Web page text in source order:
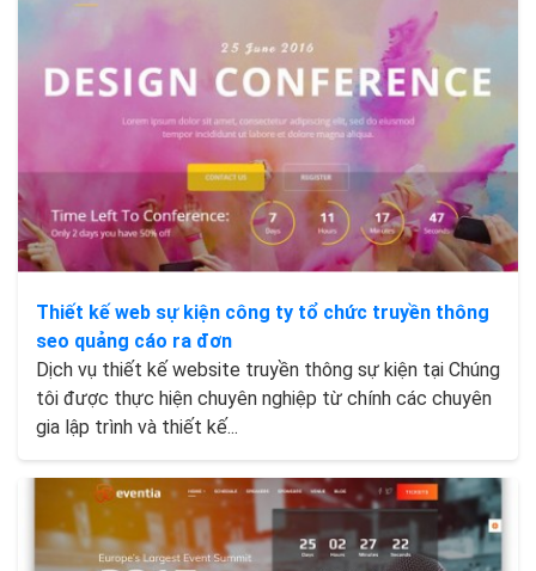
Thiết kế web sự kiện công ty tổ chức truyền thông
seo quảng cáo ra đơn
Dịch vụ thiết kế website truyền thông sự kiện tại Chúng
tôi được thực hiện chuyên nghiệp từ chính các chuyên
gia lập trình và thiết kế...